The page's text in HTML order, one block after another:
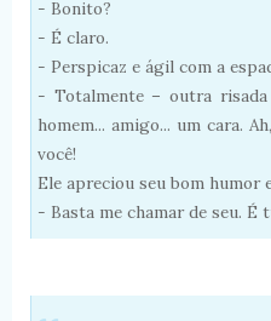
- Bonito?
- É claro.
- Perspicaz e ágil com a
- Totalmente – outra
homem... amigo... um cara.
você!
Ele apreciou seu bom humor
- Basta me chamar de seu. É